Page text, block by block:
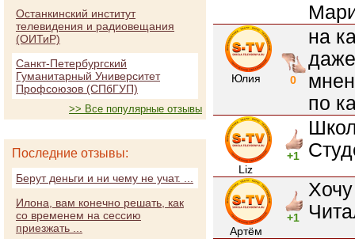
Юлия 0
на
по
Liz
+1
Артём
+1
Останкинский институт
телевидения и радиовещания
(ОИТиР)
Санкт-Петербургский
Гуманитарный Университет
Профсоюзов (СПбГУП)
>> Все популярные отзывы
Последние отзывы:
Берут деньги и ни чему не учат. ...
Илона, вам конечно решать, как
со временем на сессию
приезжать ...